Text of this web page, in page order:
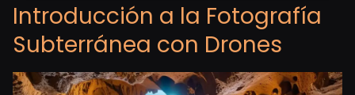
Introducción a la Fotografía
Subterránea con Drones